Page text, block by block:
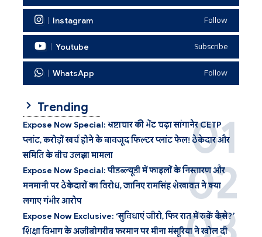
Instagram Follow
Youtube Subscribe
WhatsApp Follow
Trending
Expose Now Special: भ्रष्टाचार की भेंट चढ़ा सांगानेर CETP
प्लांट, करोड़ों खर्च होने के बावजूद फिल्टर प्लांट फेल! ठेकेदार और
समिति के बीच उलझा मामला
Expose Now Special: पीडब्ल्यूडी में फाइलों के निस्तारण और
मनमानी पर ठेकेदारों का विरोध, जानिए रामसिंह शेखावत ने क्या
लगाए गंभीर आरोप
Expose Now Exclusive: ‘सुविधाएं जीरो, फिर रात में रुकें कैसे?’
शिक्षा विभाग के अजीबोगरीब फरमान पर मीना मंसूरिया ने खोल दी